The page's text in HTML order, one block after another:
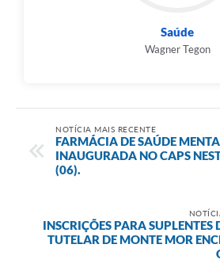
Saúde
Wagner Tegon
NOTÍCIA MAIS RECENTE
FARMÁCIA DE SAÚDE
INAUGURADA NO CAPS
(06).
INSCRIÇÕES PARA SUPLENTES
TUTELAR DE MONTE MOR